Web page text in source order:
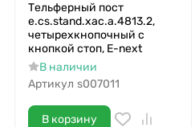
Тельферный пост
e.cs.stand.xac.a.4813.2,
четырехкнопочный с
кнопкой стоп, E-next
В наличии
Артикул s007011
В корзину